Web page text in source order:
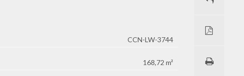
CCN-LW-3744
168,72 m²